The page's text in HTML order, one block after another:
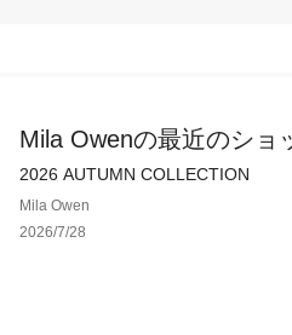
【本体】
裏地：あり
伸縮性：なし
Mila Owenの最近のショ
2026 AUTUMN COLLECTION
Mila Owen
2026/7/28